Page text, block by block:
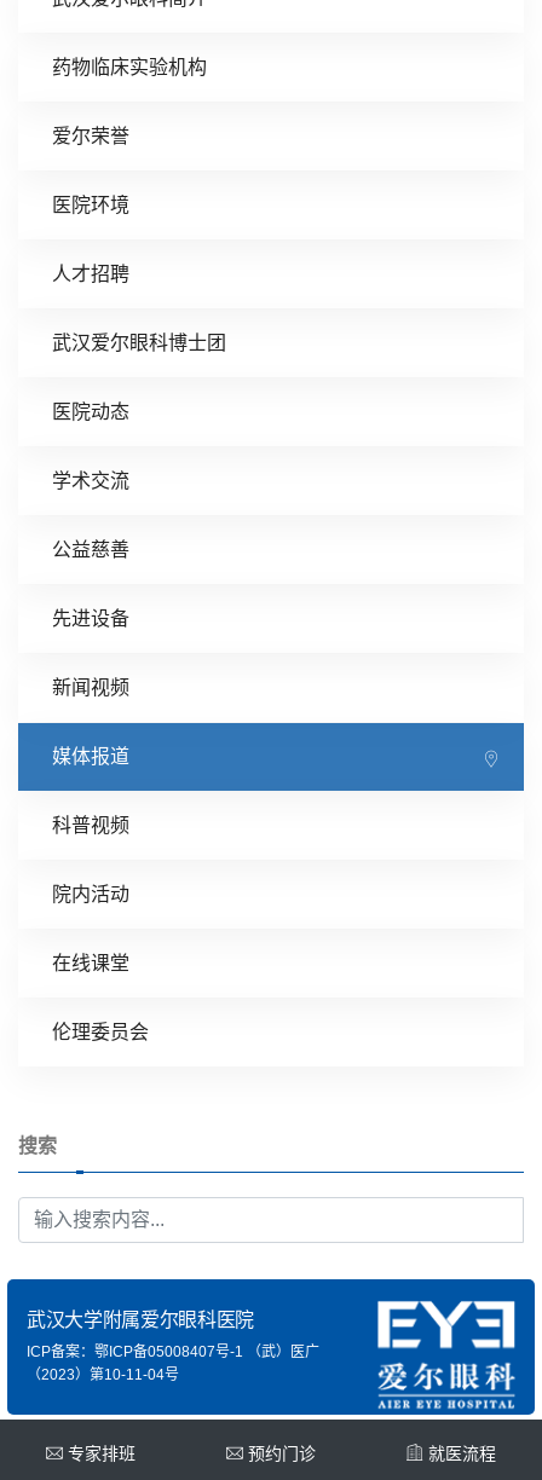
药物临床实验机构
爱尔荣誉
医院环境
人才招聘
武汉爱尔眼科博士团
医院动态
学术交流
公益慈善
先进设备
新闻视频
媒体报道
科普视频
院内活动
在线课堂
伦理委员会
搜索
武汉大学附属爱尔眼科医院
ICP备案：鄂ICP备05008407号-1 （武）医广
（2023）第10-11-04号
专家排班 预约门诊 就医流程